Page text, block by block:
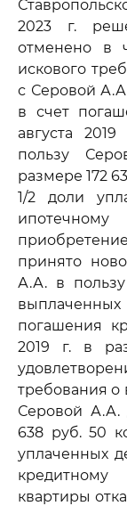
2023 г.
отменено в
искового
с Серовой
в счет
августа
пользу
размере 172
1/2 доли
принято
А.А. в
погашения
2019 г. в
требования о
Серовой А.А.
638 руб. 50
уплаченных
квартиры